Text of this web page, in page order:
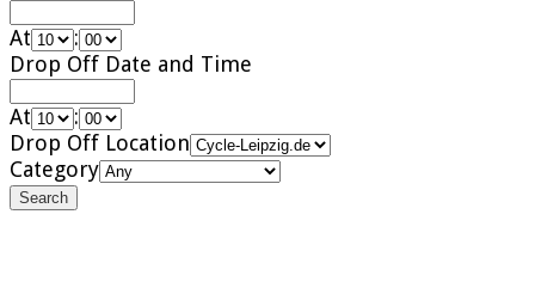
At
:
Drop Off Date and Time
At
:
Drop Off Location
Category
Search